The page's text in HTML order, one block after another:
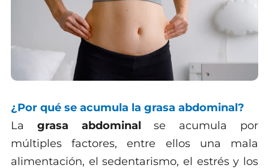
¿Por qué se acumula la grasa abdominal?
La grasa abdominalse acumula por
múltiples factores, entre ellos una mala
alimentación, el sedentarismo, el estrés y los